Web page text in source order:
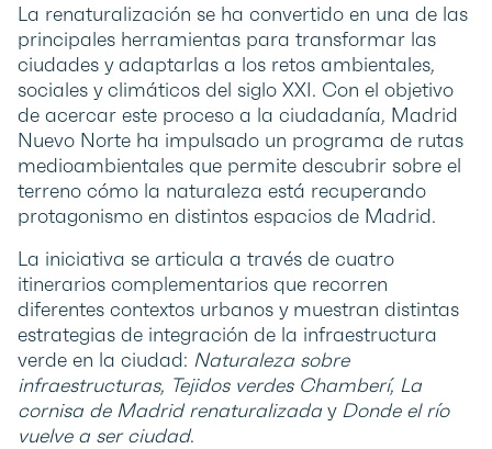
La renaturalización se ha convertido en una de las
principales herramientas para transformar las
ciudades y adaptarlas a los retos ambientales,
sociales y climáticos del siglo XXI. Con el objetivo
de acercar este proceso a la ciudadanía, Madrid
Nuevo Norte ha impulsado un programa de rutas
medioambientales que permite descubrir sobre el
terreno cómo la naturaleza está recuperando
protagonismo en distintos espacios de Madrid.
La iniciativa se articula a través de cuatro
itinerarios complementarios que recorren
diferentes contextos urbanos y muestran distintas
estrategias de integración de la infraestructura
verde en la ciudad: Naturaleza sobre
infraestructuras, Tejidos verdes Chamberí, La
cornisa de Madrid renaturalizada y Donde el río
vuelve a ser ciudad.